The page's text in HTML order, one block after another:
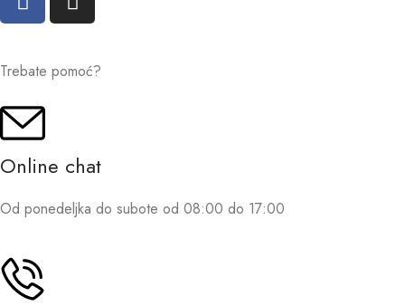
Trebate pomoć?
Online chat
Od ponedeljka do subote od 08:00 do 17:00